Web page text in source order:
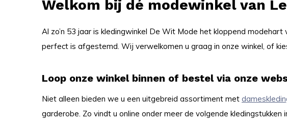
Welkom bij dé modewinkel van
Al zo’n 53 jaar is kledingwinkel De Wit Mode het kloppend
perfect is afgestemd. Wij verwelkomen u graag in onze winkel, of
Loop onze winkel binnen of bestel via onze
Niet alleen bieden we u een uitgebreid assortiment met
garderobe. Zo vindt u online onder meer de volgende kledingstukken